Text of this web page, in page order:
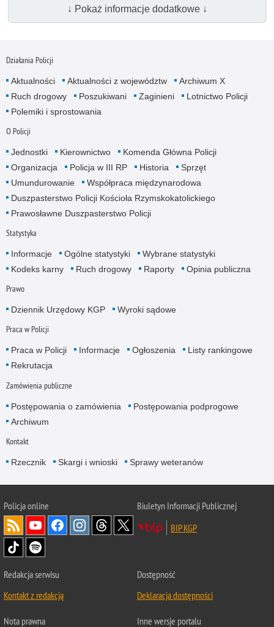
↓ Pokaż informacje dodatkowe ↓
Działania Policji
Aktualności Aktualności z województw
Archiwum X
Ruch drogowy
Poszukiwani Zaginieni
Lotnictwo Policji
Polemiki i sprostowania
O Policji
Jednostki Kierownictwo
Komenda Główna Policji
Organizacja
Policja w III RP Historia
Sprzęt
Umundurowanie
Współpraca międzynarodowa
Duszpasterstwo Policji Kościoła Rzymskokatolickiego
Prawosławne Duszpasterstwo Policji
Statystyka
Informacje Ogólne statystyki
Wybrane statystyki
Kodeks karny
Ruch drogowy Raporty Opinia publiczna
Prawo
Dziennik Urzędowy KGP Wyroki sądowe
Praca w Policji
Praca w Policji Informacje Ogłoszenia
Listy rankingowe
Rekrutacja
Zamówienia publiczne
Postępowania o zamówienia
Postępowania podprogowe
Archiwum
Kontakt
Rzecznik Skargi i wnioski Sprawy weteranów
Policjaonline
Biuletyn Informacji Publicznej
BIP KGP
Redakcja serwisu
Kontakt z redakcją
Dostępność
Deklaracja dostępności
Nota prawna Inne wersje portalu